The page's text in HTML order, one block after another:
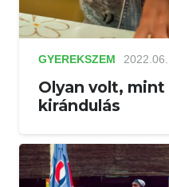
GYEREKSZEM
Olyan volt,
kirándulás